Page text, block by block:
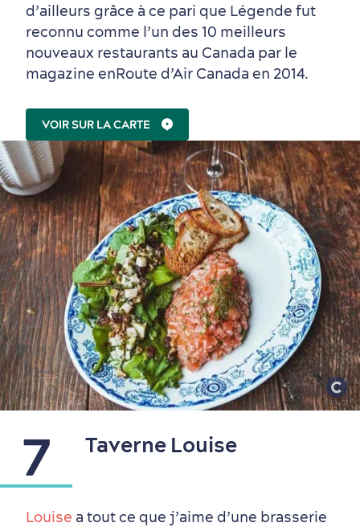
d’ailleurs grâce à ce pari que Légende fut
reconnu comme l’un des 10 meilleurs
nouveaux restaurants au Canada par le
magazine enRoute d’Air Canada en 2014.
VOIR SUR LA CARTE
7 Taverne Louise
Louise a tout ce que j’aime d’une brasserie